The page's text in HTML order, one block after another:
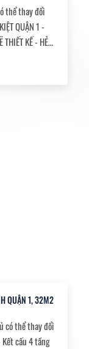
thể thay đổi
QUẬN 1 -
KẾ - HẺM
QUẬN 1, 32M2
có thể thay đổi
cấu 4 tầng